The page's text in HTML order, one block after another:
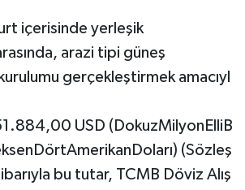
içerisinde yerleşik
arazi tipi güneş
gerçekleştirmek amacıyl
USD (DokuzMilyonElliB
(Sözleş
bu tutar, TCMB Döviz Alış